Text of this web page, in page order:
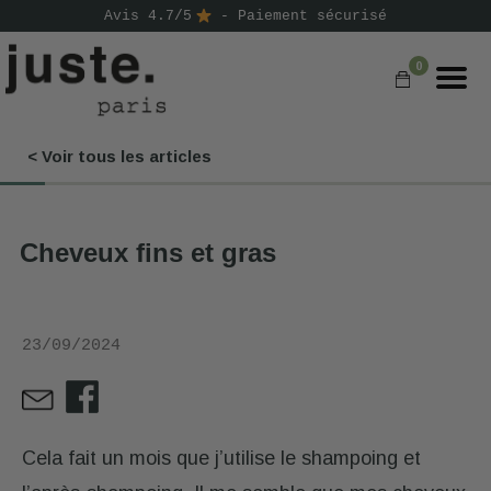
Avis 4.7/5 - Paiement sécurisé
0
< Voir tous les articles
Cheveux fins et gras
23/09/2024
Cela fait un mois que j’utilise le shampoing et
COMMANDER
NOS GAMMES
D'ESSAI
⭐